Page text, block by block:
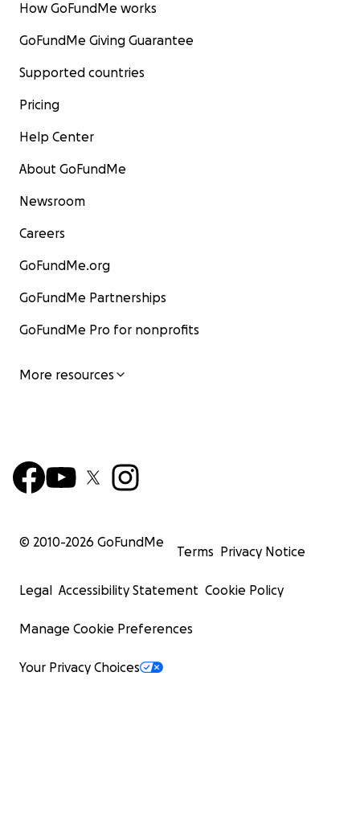
How GoFundMe works
GoFundMe Giving Guarantee
Supported countries
Pricing
Help Center
About GoFundMe
Newsroom
Careers
GoFundMe.org
GoFundMe Partnerships
GoFundMe Pro for nonprofits
More resources
© 2010-2026 GoFundMe
Terms Privacy Notice
Legal Accessibility Statement Cookie Policy
Manage Cookie Preferences
Your Privacy Choices